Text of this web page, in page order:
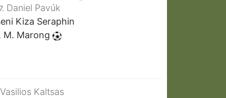
Daniel Pavúk
Kiza Seraphin
M. Marong
Kaltsas